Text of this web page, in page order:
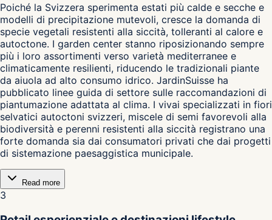
Poiché la Svizzera sperimenta estati più calde e secche e
modelli di precipitazione mutevoli, cresce la domanda di
specie vegetali resistenti alla siccità, tolleranti al calore e
autoctone. I garden center stanno riposizionando sempre
più i loro assortimenti verso varietà mediterranee e
climaticamente resilienti, riducendo le tradizionali piante
da aiuola ad alto consumo idrico. JardinSuisse ha
pubblicato linee guida di settore sulle raccomandazioni di
piantumazione adattata al clima. I vivai specializzati in fiori
selvatici autoctoni svizzeri, miscele di semi favorevoli alla
biodiversità e perenni resistenti alla siccità registrano una
forte domanda sia dai consumatori privati che dai progetti
di sistemazione paesaggistica municipale.
Read more
3